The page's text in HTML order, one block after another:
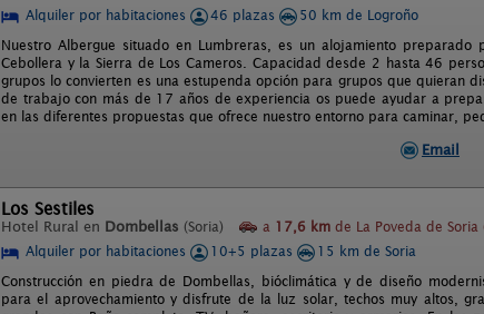
Alquiler por habitaciones
46 plazas
50 km de Logroño
Nuestro Albergue situado en Lumbreras, es un alojamiento
Cebollera y la Sierra de Los Cameros. Capacidad desde 2 hasta 46
grupos lo convierten es una estupenda opción para grupos que quieran
de trabajo con más de 17 años de experiencia os puede ayudar a
en las diferentes propuestas que ofrece nuestro entorno para caminar,
Email
Los Sestiles
Hotel Rural en Dombellas (Soria) a 17,6 km de La Poveda de Soria
Alquiler por habitaciones
10+5 plazas
15 km de Soria
Construcción en piedra de Dombellas, bióclimática y de diseño
para el aprovechamiento y disfrute de la luz solar, techos muy altos,